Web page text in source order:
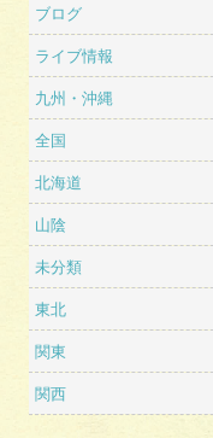
ブログ
ライブ情報
九州・沖縄
全国
北海道
山陰
未分類
東北
関東
関西